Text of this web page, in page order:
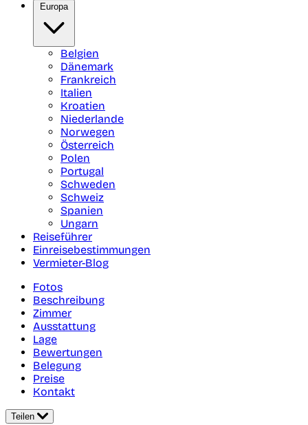
Europa
Belgien
Dänemark
Frankreich
Italien
Kroatien
Niederlande
Norwegen
Österreich
Polen
Portugal
Schweden
Schweiz
Spanien
Ungarn
Reiseführer
Einreisebestimmungen
Vermieter-Blog
Fotos
Beschreibung
Zimmer
Ausstattung
Lage
Bewertungen
Belegung
Preise
Kontakt
Teilen